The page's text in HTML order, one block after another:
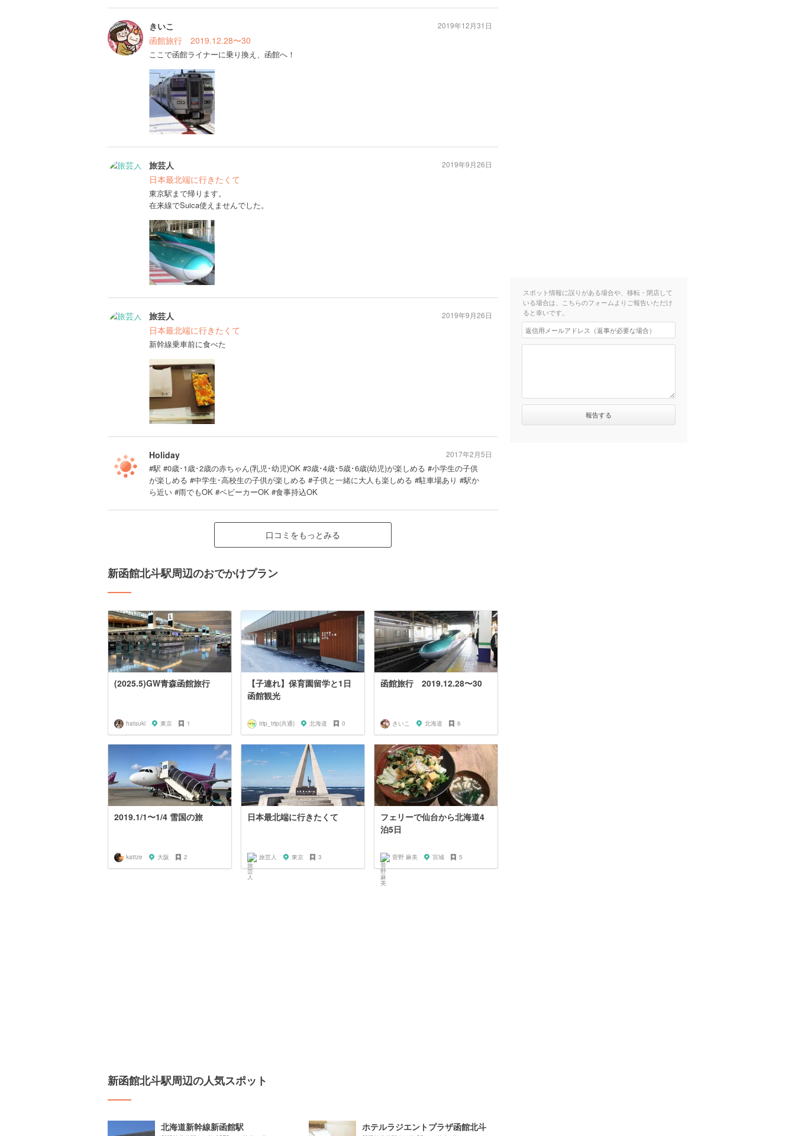
きいこ
函館旅行 2019.12.28〜30
ここで函館ライナーに乗り換え、函館へ！
2019年12月31日
旅芸人
日本最北端に行きたくて
東京駅まで帰ります。
在来線でSuica使えませんでした。
2019年9月26日
旅芸人
日本最北端に行きたくて
新幹線乗車前に食べた
2019年9月26日
Holiday
#駅 #0歳･1歳･2歳の赤ちゃん(乳児･幼児)OK #3歳･4歳･5歳･6歳(幼児)が楽しめる #小学生の子供
が楽しめる #中学生･高校生の子供が楽しめる #子供と一緒に大人も楽しめる #駐車場あり #駅か
ら近い #雨でもOK #ベビーカーOK #食事持込OK
2017年2月5日
口コミをもっとみる
新函館北斗駅周辺のおでかけプラン
(2025.5)GW青森函館旅行
hatsuki 東京 1
【子連れ】保育園留学と1日
函館観光
trip_trip(共通) 北海道 0
函館旅行 2019.12.28〜30
きいこ 北海道 6
2019.1/1〜1/4 雪国の旅
kattze 大阪 2
日本最北端に行きたくて
旅芸人 東京 3
フェリーで仙台から北海道4
泊5日
菅野 麻美 宮城 5
新函館北斗駅周辺の人気スポット
北海道新幹線新函館駅 ホテルラジエントプラザ函館北斗
スポット情報に誤りがある場合や、移転・閉店して
いる場合は、こちらのフォームよりご報告いただけ
ると幸いです。